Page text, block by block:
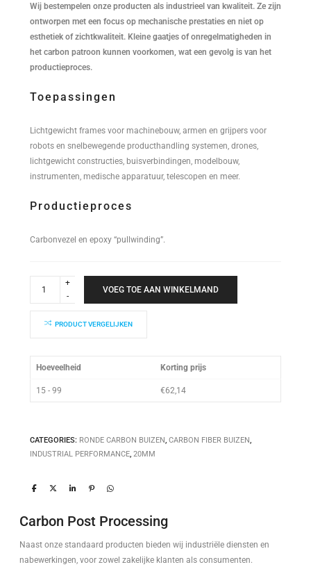
Wij bestempelen onze producten als industrieel van kwaliteit. Ze zijn
ontworpen met een focus op mechanische prestaties en niet op
esthetiek of zichtkwaliteit. Kleine gaatjes of onregelmatigheden in
het carbon patroon kunnen voorkomen, wat een gevolg is van het
productieproces.
Toepassingen
Lichtgewicht frames voor machinebouw, armen en grijpers voor
robots en snelbewegende producthandling systemen, drones,
lichtgewicht constructies, buisverbindingen, modelbouw,
instrumenten, medische apparatuur, telescopen en meer.
Productieproces
Carbonvezel en epoxy “pullwinding”.
Performance
quantity
VOEG TOE AAN WINKELMAND
PRODUCT VERGELIJKEN
Hoeveelheid Korting prijs
15 - 99 €62,14
CATEGORIES: RONDE CARBON BUIZEN, CARBON FIBER BUIZEN,
INDUSTRIAL PERFORMANCE, 20MM
Carbon Post Processing
Naast onze standaard producten bieden wij industriële diensten en
nabewerkingen, voor zowel zakelijke klanten als consumenten.